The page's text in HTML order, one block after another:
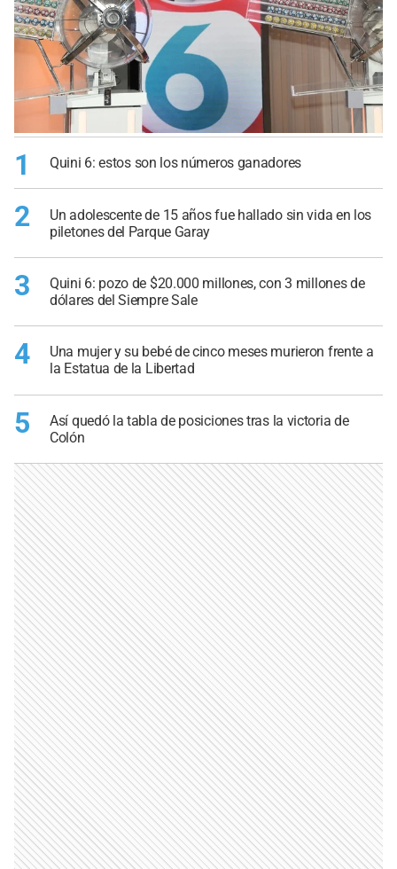
1 Quini 6: estos son los números ganadores
2
Un adolescente de 15 años fue hallado sin vida en los
piletones del Parque Garay
3
Quini 6: pozo de $20.000 millones, con 3 millones de
dólares del Siempre Sale
4
Una mujer y su bebé de cinco meses murieron frente a
la Estatua de la Libertad
5
Así quedó la tabla de posiciones tras la victoria de
Colón